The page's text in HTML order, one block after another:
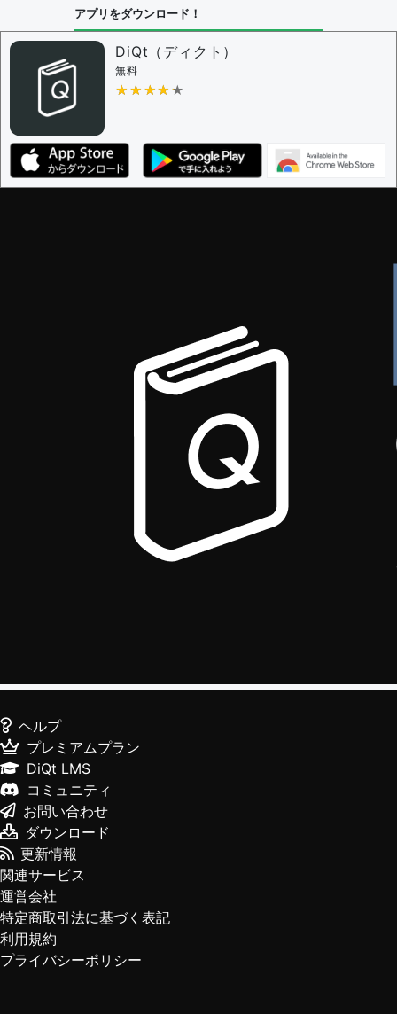
問題の編集権限を持つユーザー -すべてのユーザー
審査に対する投票権限を持つユーザー -
決定に必要な投票数 -
編集ガイドライン
アプリをダウンロード！
DiQt（ディクト）
無料
★★★★★
★★★★★
ヘルプ
プレミアムプラン
DiQt LMS
コミュニティ
お問い合わせ
ダウンロード
更新情報
関連サービス
運営会社
特定商取引法に基づく表記
利用規約
プライバシーポリシー